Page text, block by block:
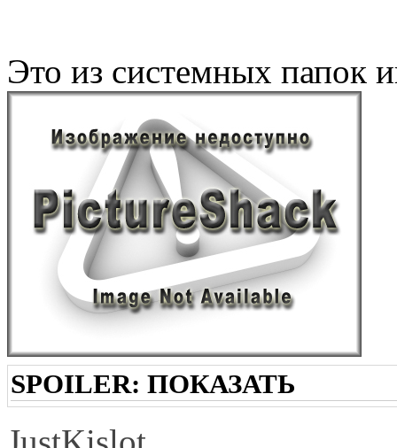
Это из системных папок
SPOILER: ПОКАЗАТЬ